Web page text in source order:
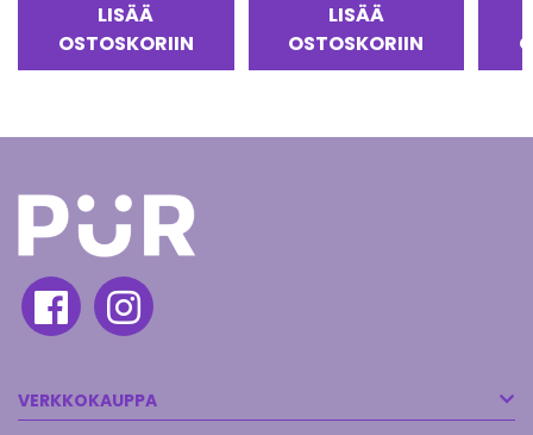
LISÄÄ
OSTOSKORIIN
LISÄÄ
OSTOSKORIIN
VERKKOKAUPPA